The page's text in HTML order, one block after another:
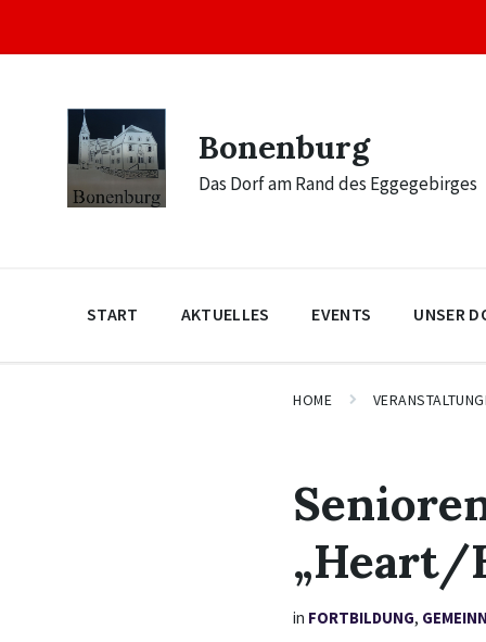
content
main
footer
Bonenburg
Das Dorf am Rand des Eggegebirges
START AKTUELLES EVENTS UNSER
HOME
„Heart/
in FORTBILDUNG,